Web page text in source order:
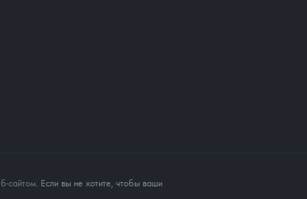
сайтом. Если вы не хотите, чтобы ваши